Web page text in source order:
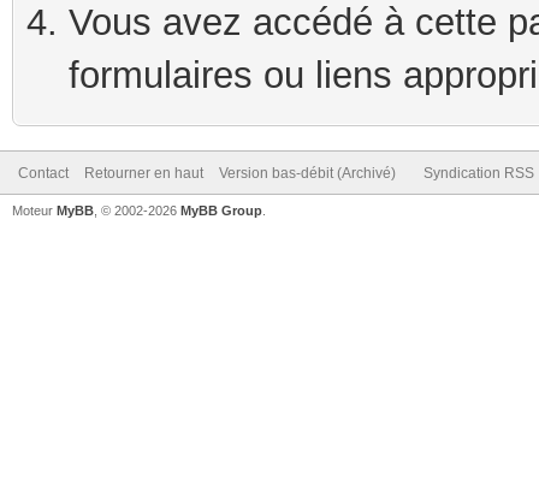
Vous avez accédé à cette
formulaires ou liens
Contact Retourner en haut Version bas-débit (Archivé) Syndication RSS
Moteur MyBB , © 2002-2026 MyBB Group